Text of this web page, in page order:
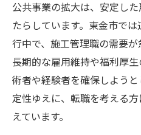
公共事業の拡大は、安定し
たらしています。東金市で
行中で、施工管理職の需要が
長期的な雇用維持や福利厚
術者や経験者を確保しよう
定性ゆえに、転職を考える
えています。